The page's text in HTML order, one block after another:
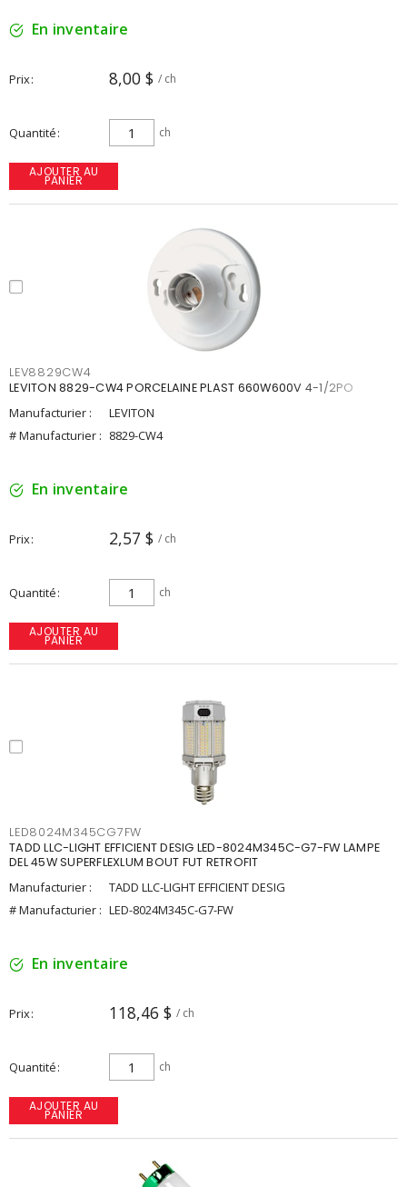
En inventaire
Prix 8,00 $ / ch
Quantité ch
AJOUTER AU
PANIER
LEV8829CW4
LEVITON 8829-CW4 PORCELAINE PLAST 660W600V 4-1/2PO
Manufacturier :
LEVITON
# Manufacturier : 8829-CW4
En inventaire
Prix 2,57 $ / ch
Quantité ch
AJOUTER AU
PANIER
LED8024M345CG7FW
TADD LLC-LIGHT EFFICIENT DESIG LED-8024M345C-G7-FW LAMPE
DEL 45W SUPERFLEXLUM BOUT FUT RETROFIT
Manufacturier :
TADD LLC-LIGHT EFFICIENT DESIG
# Manufacturier : LED-8024M345C-G7-FW
En inventaire
Prix 118,46 $ / ch
Quantité ch
AJOUTER AU
PANIER